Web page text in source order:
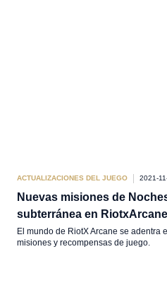
ACTUALIZACIONES DEL JUEGO 2021-
Nuevas misiones de
subterránea en
El mundo de RiotX Arcane se adentra
misiones y recompensas de juego.